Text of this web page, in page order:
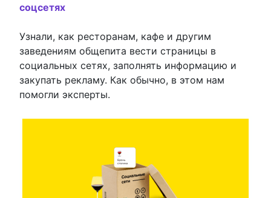
соцсетях
Узнали, как ресторанам, кафе и другим
заведениям общепита вести страницы в
социальных сетях, заполнять информацию и
закупать рекламу. Как обычно, в этом нам
помогли эксперты.